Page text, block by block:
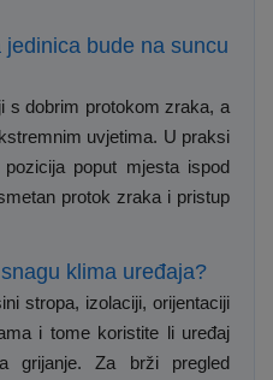
bude na suncu
s dobrim protokom zraka, a
uvjetima. U praksi
poput mjesta ispod
protok zraka i pristup
klima uređaja?
stropa, izolaciji, orijentaciji
i tome koristite li uređaj
Za brži pregled